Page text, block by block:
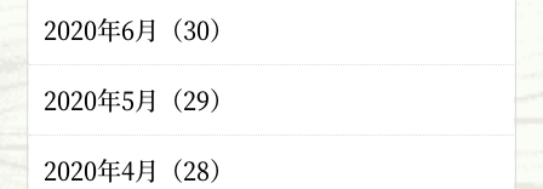
2020年6月（30）
2020年5月（29）
2020年4月（28）